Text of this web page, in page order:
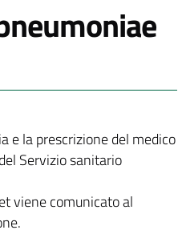
e la prescrizione del medico
Servizio sanitario
viene comunicato al